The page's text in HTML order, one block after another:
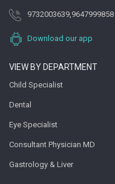
9732003639,9647999858
Download our app
VIEW BY DEPARTMENT
Child Specialist
Dental
Eye Specialist
Consultant Physician MD
Gastrology & Liver